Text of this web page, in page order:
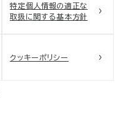
特定個人情報の適正な
取扱に関する基本方針
クッキーポリシー